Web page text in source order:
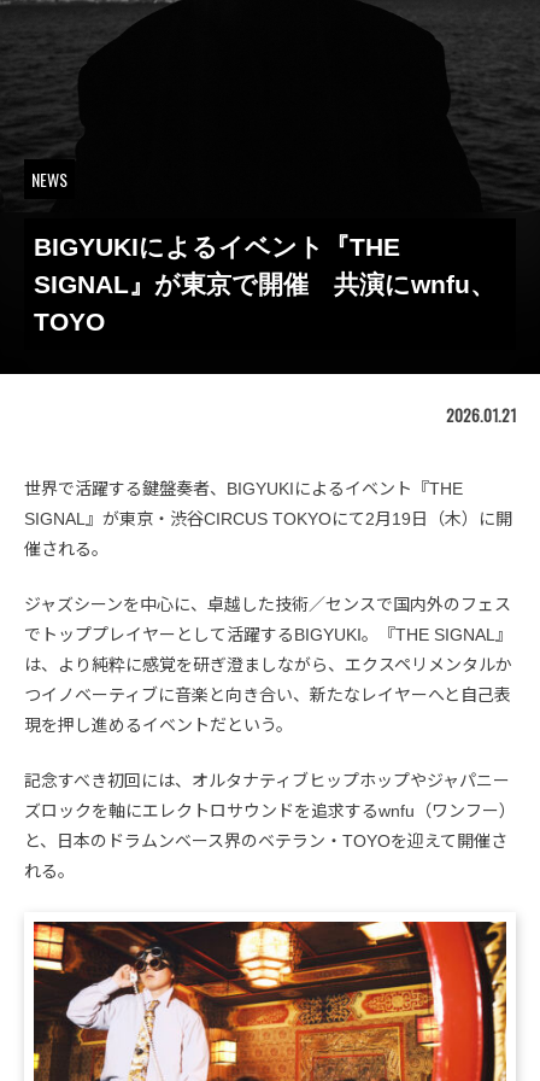
NEWS
BIGYUKIによるイベント『THE
SIGNAL』が東京で開催 共演にwnfu、
TOYO
2026.01.21
世界で活躍する鍵盤奏者、BIGYUKIによるイベント『THE
SIGNAL』が東京・渋谷CIRCUS TOKYOにて2月19日（木）に開
催される。
ジャズシーンを中心に、卓越した技術／センスで国内外のフェス
でトッププレイヤーとして活躍するBIGYUKI。『THE SIGNAL』
は、より純粋に感覚を研ぎ澄ましながら、エクスペリメンタルか
つイノベーティブに音楽と向き合い、新たなレイヤーへと自己表
現を押し進めるイベントだという。
記念すべき初回には、オルタナティブヒップホップやジャパニー
ズロックを軸にエレクトロサウンドを追求するwnfu（ワンフー）
と、日本のドラムンベース界のベテラン・TOYOを迎えて開催さ
れる。